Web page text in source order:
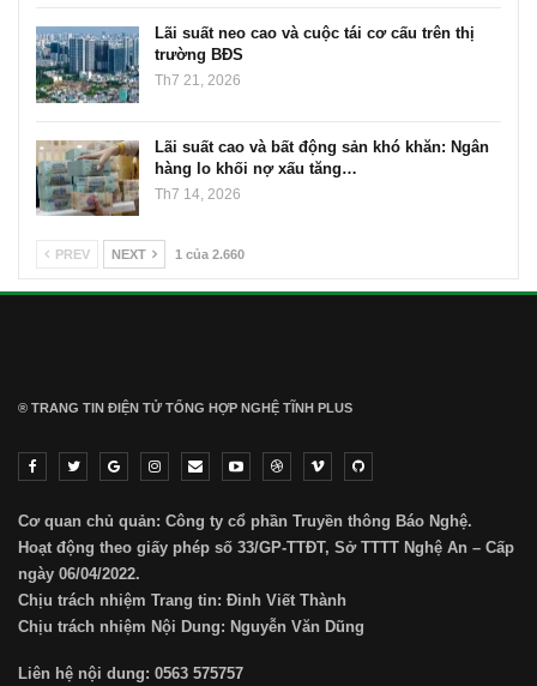
Lãi suất neo cao và cuộc tái cơ cấu trên thị
trường BĐS
Th7 21, 2026
Lãi suất cao và bất động sản khó khăn: Ngân
hàng lo khối nợ xấu tăng…
Th7 14, 2026
PREV NEXT 1 của 2.660
® TRANG TIN ĐIỆN TỬ ТỔNG HỢP NGHỆ TĨNH PLUS
Cơ quan chủ quản: Công ty cổ phần Truyền thông Báo Nghệ.
Hoạt động theo giấy phép số 33/GP-TTĐT, Sở TTTT Nghệ An – Cấp
ngày 06/04/2022.
Chịu trách nhiệm Trang tin: Đinh Viết Thành
Chịu trách nhiệm Nội Dung: Nguyễn Văn Dũng
Liên hệ nội dung: 0563 575757